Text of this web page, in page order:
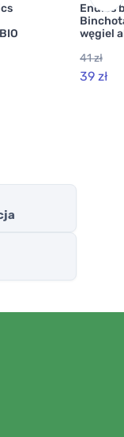
i
Endles
węgiel
filtracji
41 zł
39 zł